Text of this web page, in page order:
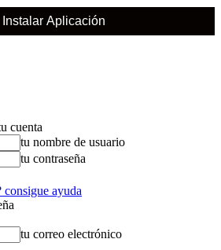
Instalar Aplicación
cuenta
tu nombre de usuario
tu contraseña
consigue ayuda
tu correo electrónico